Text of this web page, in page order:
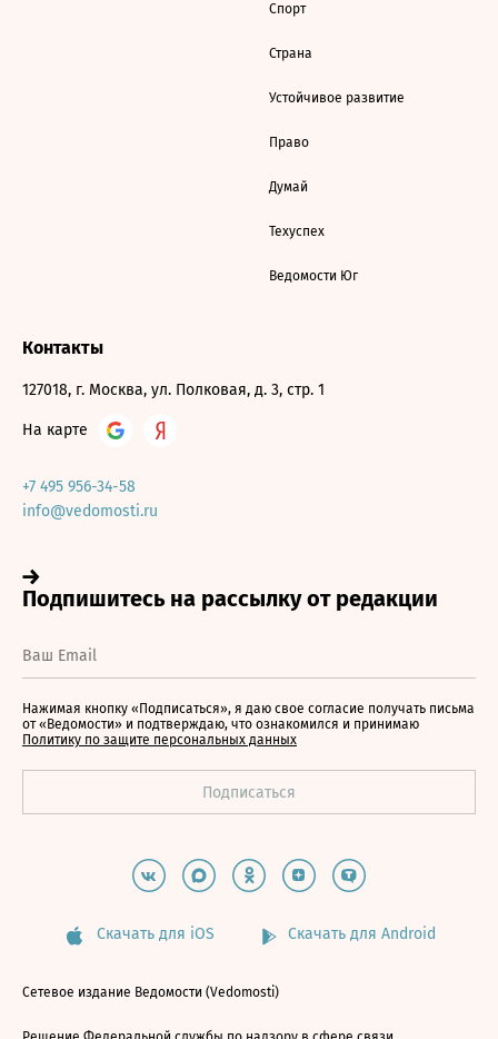
Спорт
Страна
Устойчивое развитие
Право
Думай
Техуспех
Ведомости Юг
Контакты
127018, г. Москва, ул. Полковая, д. 3, стр. 1
На карте
+7 495 956-34-58
info@vedomosti.ru
Нажимая кнопку «Подписаться», я даю свое согласие получать письма
от «Ведомости» и подтверждаю, что ознакомился и принимаю
Политику по защите персональных данных
Скачать для iOS Скачать для Android
Сетевое издание Ведомости (Vedomosti)